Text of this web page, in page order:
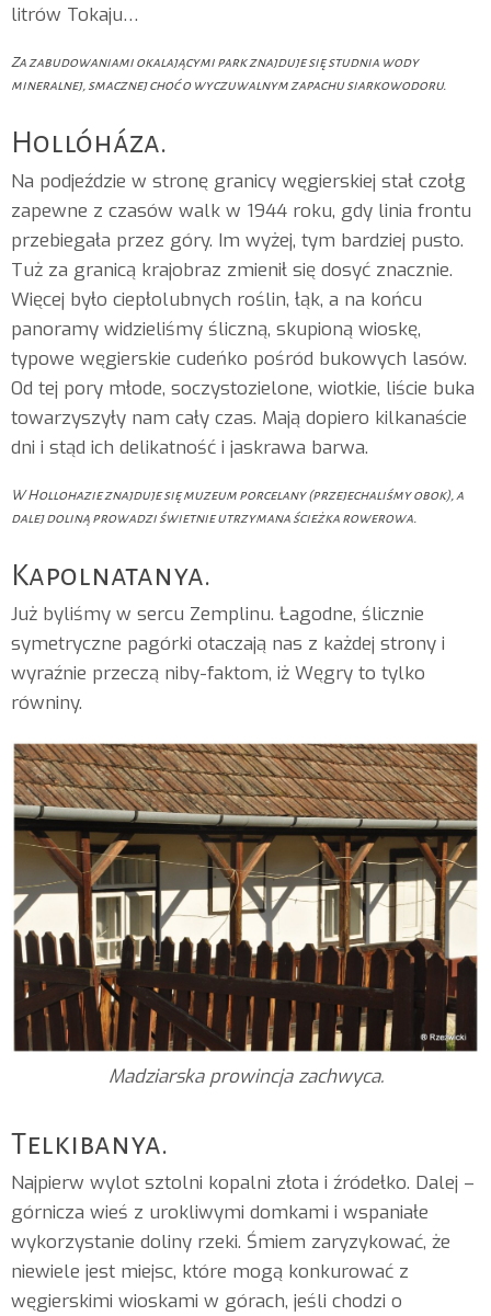
litrów Tokaju…
Za zabudowaniami okalającymi park znajduje się studnia wody
mineralnej, smacznej choć o wyczuwalnym zapachu siarkowodoru.
Hollóháza.
Na podjeździe w stronę granicy węgierskiej stał czołg
zapewne z czasów walk w 1944 roku, gdy linia frontu
przebiegała przez góry. Im wyżej, tym bardziej pusto.
Tuż za granicą krajobraz zmienił się dosyć znacznie.
Więcej było ciepłolubnych roślin, łąk, a na końcu
panoramy widzieliśmy śliczną, skupioną wioskę,
typowe węgierskie cudeńko pośród bukowych lasów.
Od tej pory młode, soczystozielone, wiotkie, liście buka
towarzyszyły nam cały czas. Mają dopiero kilkanaście
dni i stąd ich delikatność i jaskrawa barwa.
W Hollohazie znajduje się muzeum porcelany (przejechaliśmy obok), a
dalej doliną prowadzi świetnie utrzymana ścieżka rowerowa.
Kapolnatanya.
Już byliśmy w sercu Zemplinu. Łagodne, ślicznie
symetryczne pagórki otaczają nas z każdej strony i
wyraźnie przeczą niby-faktom, iż Węgry to tylko
równiny.
Madziarska prowincja zachwyca.
Telkibanya.
Najpierw wylot sztolni kopalni złota i źródełko. Dalej –
górnicza wieś z urokliwymi domkami i wspaniałe
wykorzystanie doliny rzeki. Śmiem zaryzykować, że
niewiele jest miejsc, które mogą konkurować z
węgierskimi wioskami w górach, jeśli chodzi o